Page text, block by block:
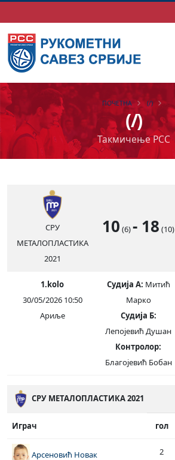
(/)
Такмичење РСС
ПОЧЕТНА (/)
СРУ
МЕТАЛОПЛАСТИКА
2021
10 (6)- 18 (10)
1.kolo
30/05/2026 10:50
Ариље
Судија А: Митић
Марко
Судија Б:
Лепојевић Душан
Контролор:
Благојевић Бобан
СРУ МЕТАЛОПЛАСТИКА 2021
Играч гол
Арсеновић Новак 2